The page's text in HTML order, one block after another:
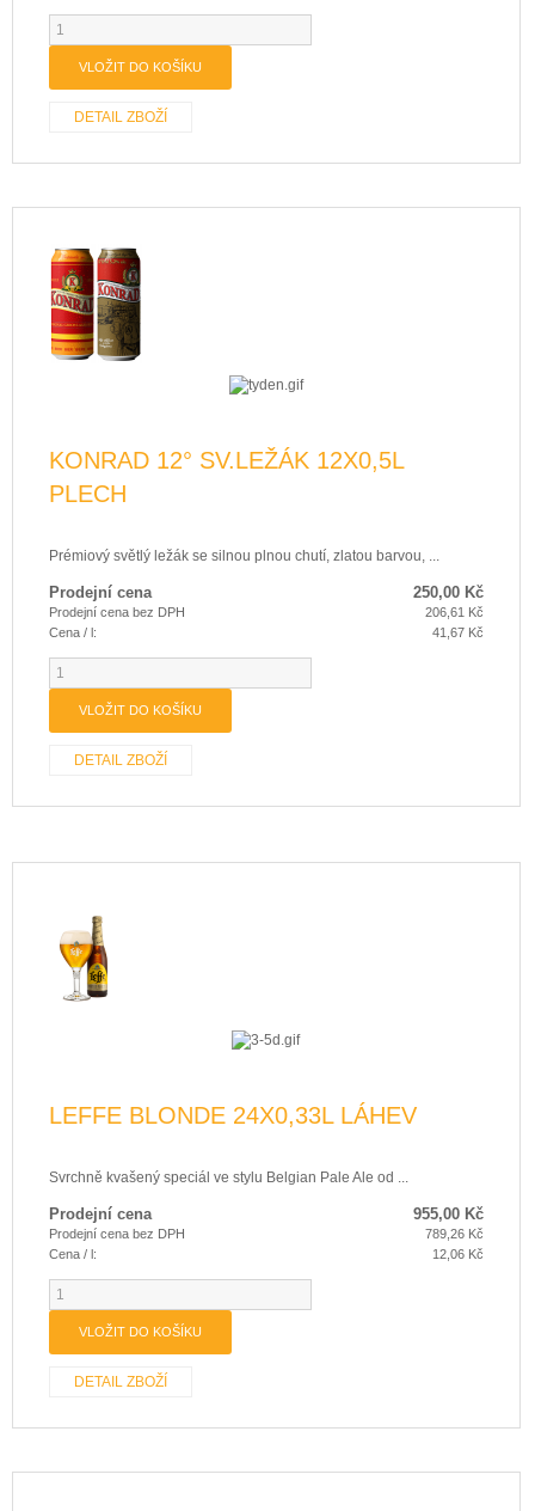
DETAIL ZBOŽÍ
KONRAD 12° SV.LEŽÁK 12X0,5L
PLECH
Prémiový světlý ležák se silnou plnou chutí, zlatou barvou, ...
Prodejní cena 250,00 Kč
Prodejní cena bez DPH
206,61 Kč
Cena / l:
41,67 Kč
DETAIL ZBOŽÍ
LEFFE BLONDE 24X0,33L LÁHEV
Svrchně kvašený speciál ve stylu Belgian Pale Ale od ...
Prodejní cena 955,00 Kč
Prodejní cena bez DPH
789,26 Kč
Cena / l:
12,06 Kč
DETAIL ZBOŽÍ